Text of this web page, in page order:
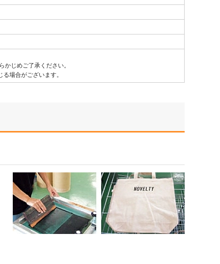
じめご了承ください。
場合がございます。